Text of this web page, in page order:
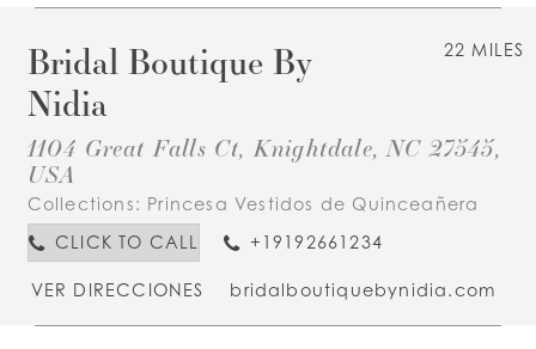
22 MILES
Bridal Boutique By
Nidia
1104 Great Falls Ct, Knightdale, NC 27545,
USA
Collections: Princesa Vestidos de Quinceañera
CLICK TO CALL
+19192661234
VER DIRECCIONES bridalboutiquebynidia.com